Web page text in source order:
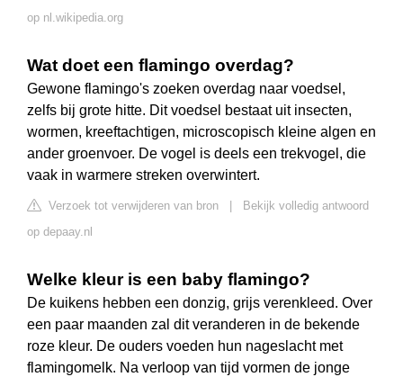
op nl.wikipedia.org
Wat doet een flamingo overdag?
Gewone flamingo's zoeken overdag naar voedsel,
zelfs bij grote hitte. Dit voedsel bestaat uit insecten,
wormen, kreeftachtigen, microscopisch kleine algen en
ander groenvoer. De vogel is deels een trekvogel, die
vaak in warmere streken overwintert.
Verzoek tot verwijderen van bron
Bekijk volledig antwoord
op depaay.nl
Welke kleur is een baby flamingo?
De kuikens hebben een donzig, grijs verenkleed. Over
een paar maanden zal dit veranderen in de bekende
roze kleur. De ouders voeden hun nageslacht met
flamingomelk. Na verloop van tijd vormen de jonge